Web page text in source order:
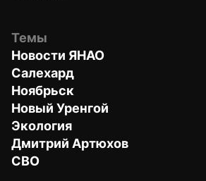
Темы
Новости ЯНАО
Салехард
Ноябрьск
Новый Уренгой
Экология
Дмитрий Артюхов
СВО